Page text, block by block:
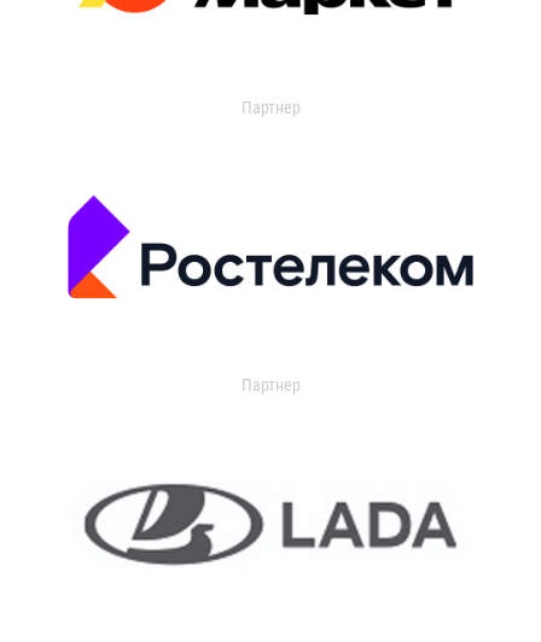
Партнер
Партнер